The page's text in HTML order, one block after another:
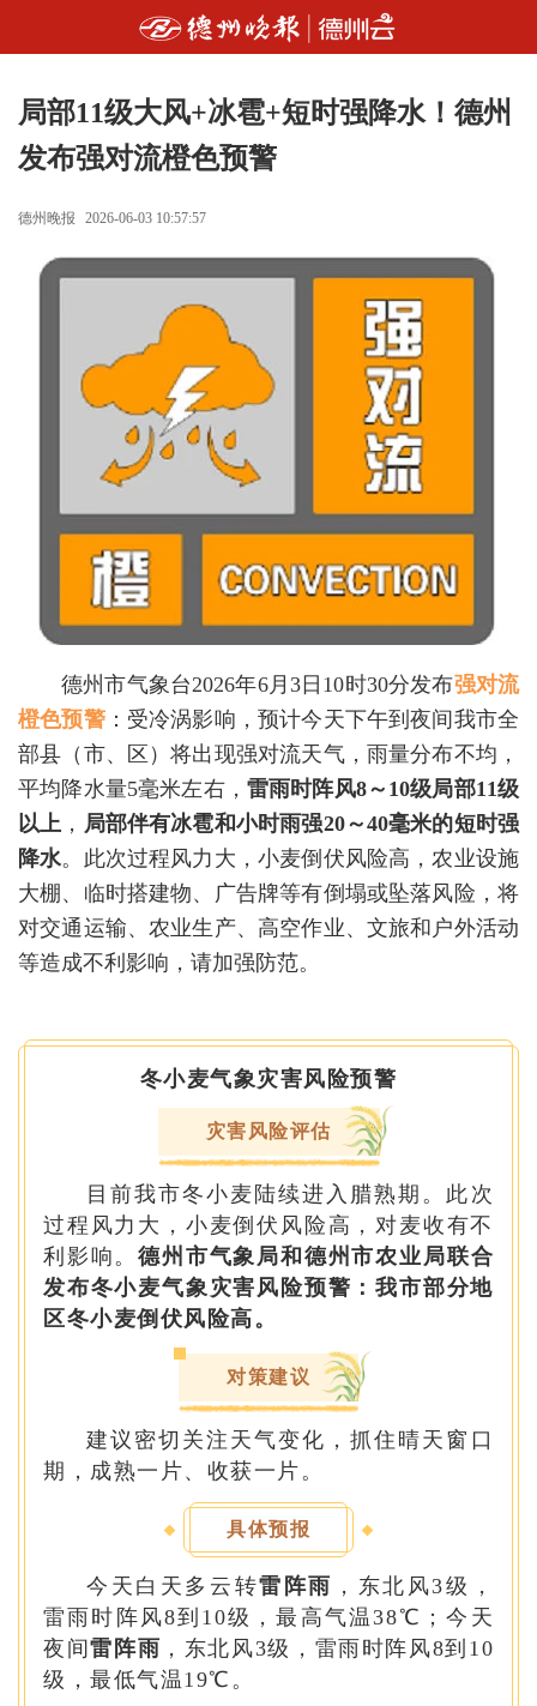
局部11级大风+冰雹+短时强降水！德州
发布强对流橙色预警
德州晚报 2026-06-03 10:57:57
德州市气象台2026年6月3日10时30分发布强对流
橙色预警：受冷涡影响，预计今天下午到夜间我市全
部县（市、区）将出现强对流天气，雨量分布不均，
平均降水量5毫米左右， 雷雨时阵风8～10级局部11级
以上 ， 局部伴有冰雹和小时雨强20～40毫米的短时强
降水。此次过程风力大，小麦倒伏风险高，农业设施
大棚、临时搭建物、广告牌等有倒塌或坠落风险，将
对交通运输、农业生产、高空作业、文旅和户外活动
等造成不利影响，请加强防范。
冬小麦气象灾害风险预警
灾害风险评估
目前我市冬小麦陆续进入腊熟期。此次
过程风力大，小麦倒伏风险高，对麦收有不
利影响。德州市气象局和德州市农业局联合
发布冬小麦气象灾害风险预警：我市部分地
区冬小麦倒伏风险高。
对策建议
建议密切关注天气变化，抓住晴天窗口
期，成熟一片、收获一片。
具体预报
今天白天多云转雷阵雨 ，东北风3级，
雷雨时阵风8到10级，最高气温38℃；今天
夜间雷阵雨 ，东北风3级，雷雨时阵风8到10
级，最低气温19℃。